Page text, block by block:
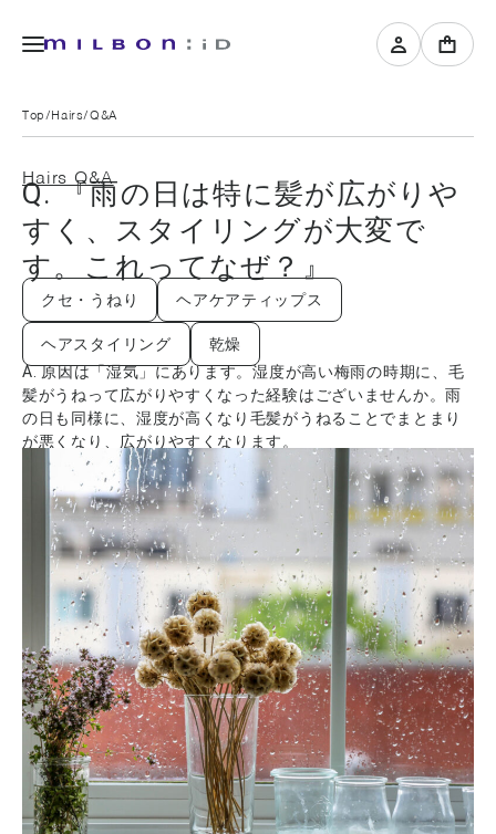
Top Hairs Q&A
Hairs Q&A
Q. 『雨の日は特に髪が広がりや
すく、スタイリングが大変で
す。これってなぜ？』
クセ・うねり ヘアケアティップス
ヘアスタイリング
乾燥
A. 原因は「湿気」にあります。湿度が高い梅雨の時期に、毛
髪がうねって広がりやすくなった経験はございませんか。雨
の日も同様に、湿度が高くなり毛髪がうねることでまとまり
が悪くなり、広がりやすくなります。